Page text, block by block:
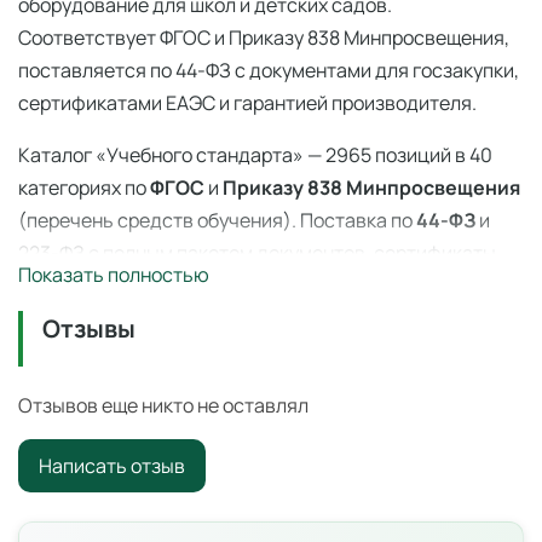
Соответствует ФГОС и Приказу 838 Минпросвещения,
поставляется по 44-ФЗ с документами для госзакупки,
сертификатами ЕАЭС и гарантией производителя.
Каталог «Учебного стандарта» — 2965 позиций в 40
категориях поФГОС и Приказу 838 Минпросвещения
(перечень средств обучения). Поставка по44-ФЗи
223-ФЗ с полным пакетом документов, сертификаты
ЕАЭС, гарантия производителя. Доставка по всей
России — 3–14 дней со склада в Ангарске.
Набор тел по калориметрии — 838 приказ
Образовательное оборудование из перечня Приказа
№ 838 Минпросвещения от 28.11.2024.
Показать полностью
Отзывы
Отзывов еще никто не оставлял
Написать отзыв